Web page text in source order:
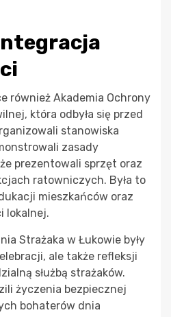
również Akademia Ochrony
która odbyła się przed
stanowiska
zasady
prezentowali sprzęt oraz
ratowniczych. Była to
mieszkańców oraz
lokalnej.
Strażaka w Łukowie były
ale także refleksji
służbą strażaków.
życzenia bezpiecznej
bohaterów dnia